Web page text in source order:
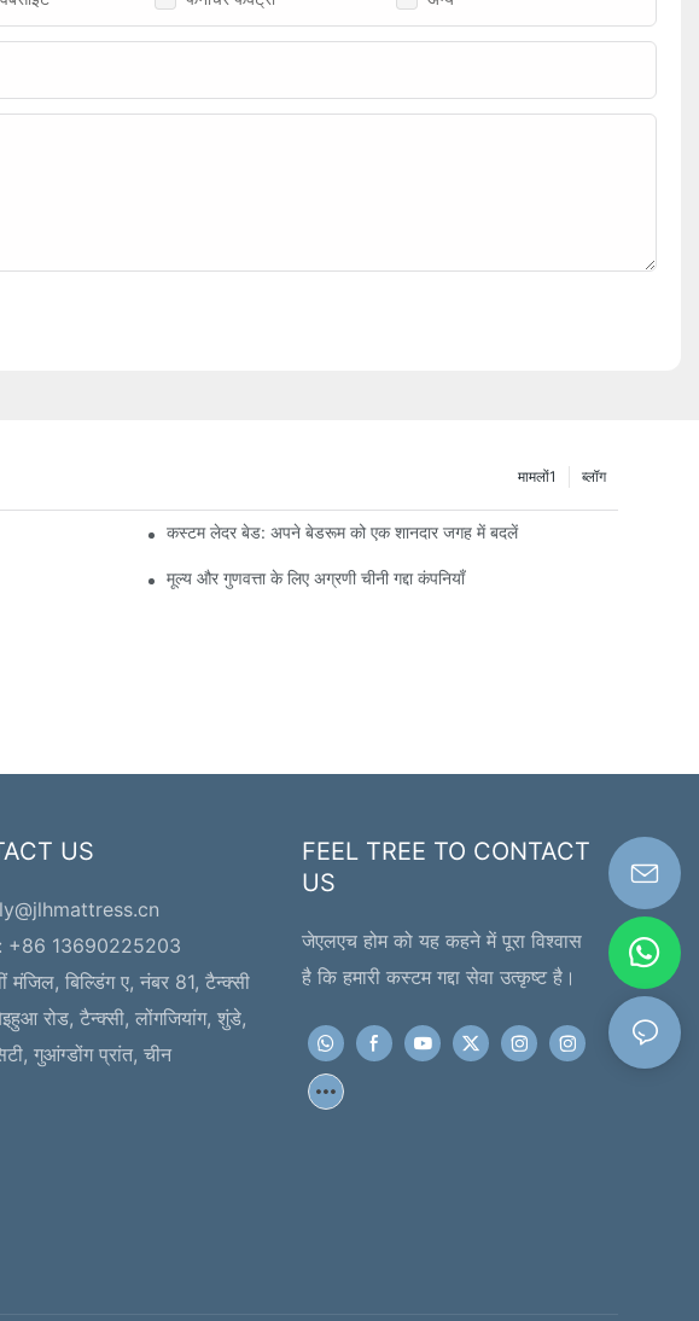
ब्लॉग
मामलों1
कस्टम लेदर बेड: अपने बेडरूम को एक शानदार जगह में बदलें
मूल्य और गुणवत्ता के लिए अग्रणी चीनी गद्दा कंपनियाँ
US
+86 13690225203
मंजिल, बिल्डिंग ए, नंबर 81, टैन्क्सी
रोड, टैन्क्सी, लोंगजियांग, शुंडे,
गुआंग्डोंग प्रांत, चीन
FEEL TREE TO CONTACT
US
जेएलएच होम को यह कहने में पूरा विश्वास
है कि हमारी कस्टम गद्दा सेवा उत्कृष्ट है।